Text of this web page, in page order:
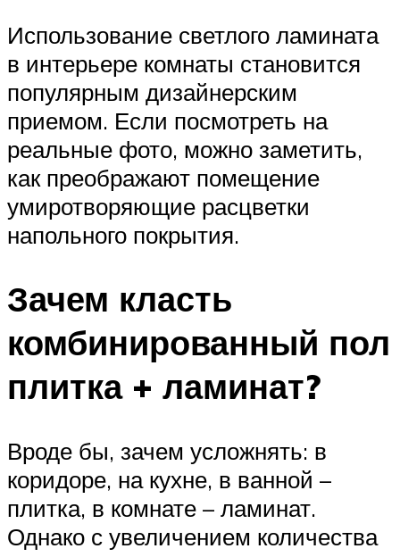
Использование светлого ламината
в интерьере комнаты становится
популярным дизайнерским
приемом. Если посмотреть на
реальные фото, можно заметить,
как преображают помещение
умиротворяющие расцветки
напольного покрытия.
Зачем класть
комбинированный пол
плитка + ламинат?
Вроде бы, зачем усложнять: в
коридоре, на кухне, в ванной –
плитка, в комнате – ламинат.
Однако с увеличением количества